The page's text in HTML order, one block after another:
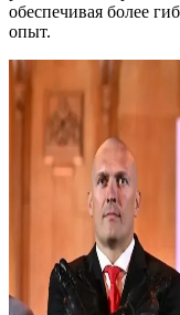
обеспечивая более
опыт.